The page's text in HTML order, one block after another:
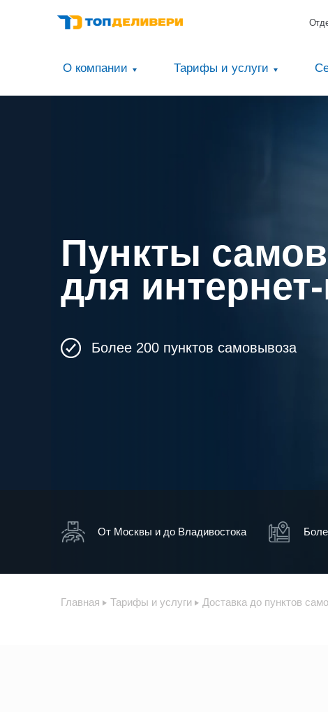
О компании Тарифы и услуги
Пункты
для
Более 200 пунктов самовывоза
От Москвы и до Владивостока
Главная Тарифы и услуги Доставка до пунктов